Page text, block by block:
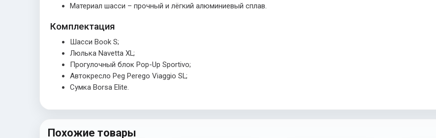
Материал шасси – прочный и лёгкий алюминиевый сплав.
Комплектация
Шасси Book S;
Люлька Navetta XL;
Прогулочный блок Pop-Up Sportivo;
Автокресло Peg Perego Viaggio SL;
Сумка Borsa Elite.
Похожие товары